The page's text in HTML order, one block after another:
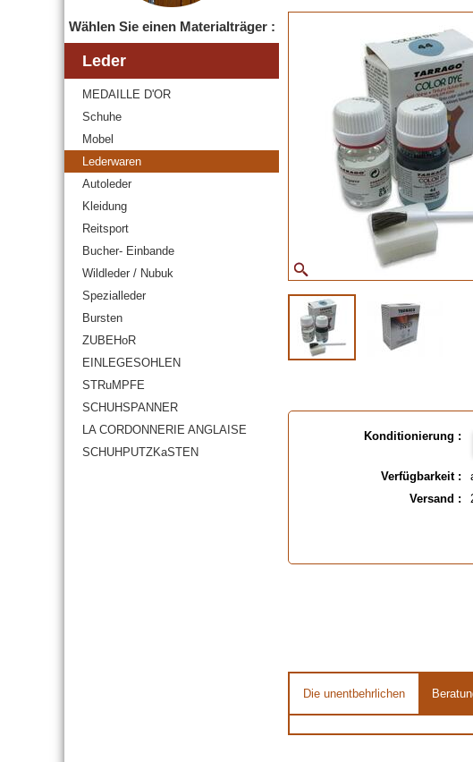
Wählen Sie einen Materialträger :
Leder
MEDAILLE D'OR
Schuhe
Mobel
Lederwaren
Autoleder
Kleidung
Reitsport
Bucher- Einbande
Wildleder / Nubuk
Spezialleder
Bursten
ZUBEHoR
EINLEGESOHLEN
STRuMPFE
SCHUHSPANNER
LA CORDONNERIE ANGLAISE
SCHUHPUTZKaSTEN
Konditionierung :
Verfügbarkeit :
Versand :
Die unentbehrlichen